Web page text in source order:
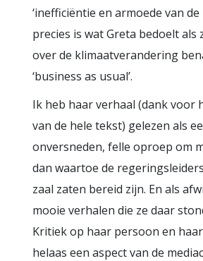
‘inefficiëntie en armoede van de
precies is wat Greta bedoelt als
over de klimaatverandering
‘business as usual’.
Ik heb haar verhaal (dank voor
van de hele tekst) gelezen als
onversneden, felle oproep om
dan waartoe de
zaal zaten bereid zijn. En als
mooie verhalen die ze daar
Kritiek op haar persoon en
helaas een aspect van de